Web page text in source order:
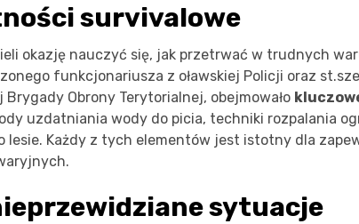
survivalowe
okazję nauczyć się, jak przetrwać w trudnych
funkcjonariusza z oławskiej Policji oraz
Brygady Obrony Terytorialnej, obejmowało
uzdatniania wody do picia, techniki rozpalania
lesie. Każdy z tych elementów jest istotny dla
sytuacje